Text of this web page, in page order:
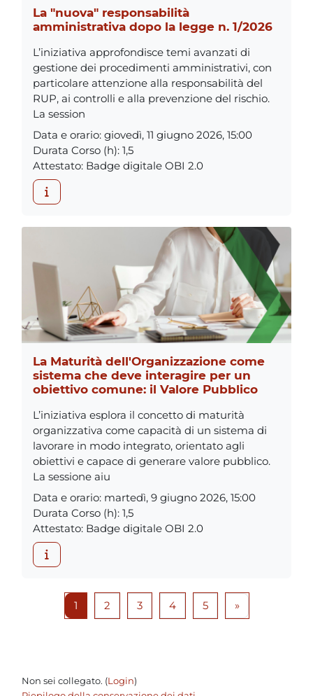
La "nuova" responsabilità
amministrativa dopo la legge n. 1/2026
L’iniziativa approfondisce temi avanzati di
gestione dei procedimenti amministrativi, con
particolare attenzione alla responsabilità del
RUP, ai controlli e alla prevenzione del rischio.
La session
Data e orario: giovedì, 11 giugno 2026, 15:00
Durata Corso (h): 1,5
Attestato: Badge digitale OBI 2.0
La Maturità dell'Organizzazione come
sistema che deve interagire per un
obiettivo comune: il Valore Pubblico
L’iniziativa esplora il concetto di maturità
organizzativa come capacità di un sistema di
lavorare in modo integrato, orientato agli
obiettivi e capace di generare valore pubblico.
La sessione aiu
Data e orario: martedì, 9 giugno 2026, 15:00
Durata Corso (h): 1,5
Attestato: Badge digitale OBI 2.0
1Pagina 1
2Pagina 2
3Pagina 3
4Pagina 4
5Pagina 5
»Pagina
Non sei collegato. (Login)